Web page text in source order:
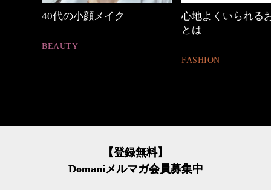
心地よくいられるおしゃれ
働く女性のバッグ
【登録無料】
Domaniメルマガ会員募集中